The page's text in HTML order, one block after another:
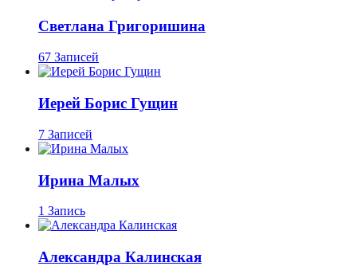
Светлана Григоришина
67 Записей
Иерей Борис Гущин
7 Записей
Ирина Малых
1 Запись
Александра Калинская